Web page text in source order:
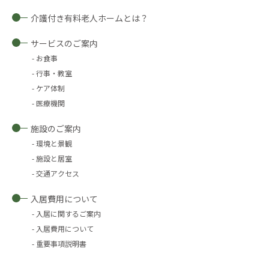
介護付き有料老人ホームとは？
サービスのご案内
お食事
行事・教室
ケア体制
医療機関
施設のご案内
環境と景観
施設と居室
交通アクセス
入居費用について
入居に関するご案内
入居費用について
重要事項説明書